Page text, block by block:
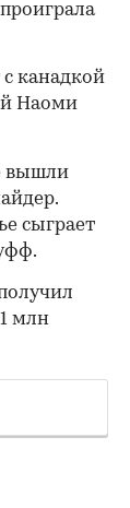
канадкой
Наоми
вышли
сыграет
млн